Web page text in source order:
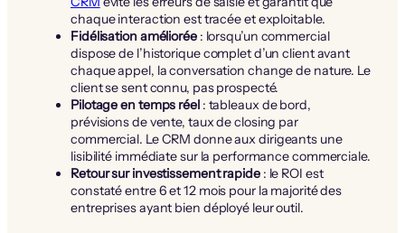
chaque interaction est tracée et exploitable.
Fidélisation améliorée: lorsqu’un commercial
dispose de l’historique complet d’un client avant
chaque appel, la conversation change de nature. Le
client se sent connu, pas prospecté.
Pilotage en temps réel: tableaux de bord,
prévisions de vente, taux de closing par
commercial. Le CRM donne aux dirigeants une
lisibilité immédiate sur la performance commerciale.
Retour sur investissement rapide: le ROI est
constaté entre 6 et 12 mois pour la majorité des
entreprises ayant bien déployé leur outil.